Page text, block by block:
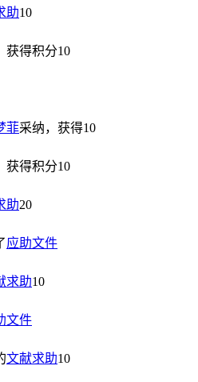
助10
获得积分10
菲采纳，获得10
获得积分10
助20
应助文件
求助10
文件
文献求助10